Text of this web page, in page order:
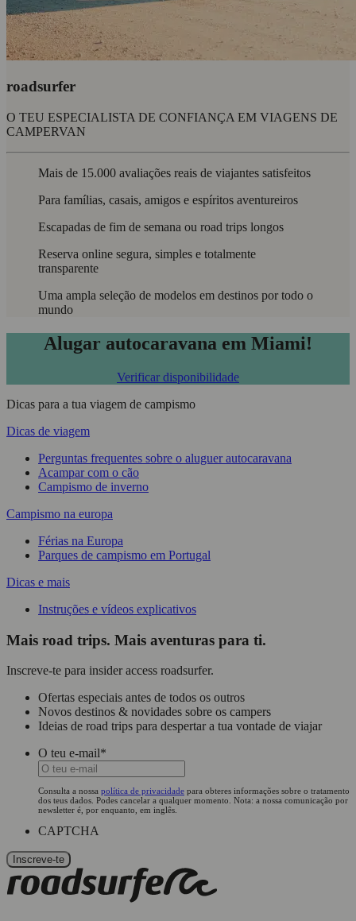
roadsurfer
O TEU ESPECIALISTA DE CONFIANÇA EM VIAGENS DE
CAMPERVAN
Mais de 15.000 avaliações reais de viajantes satisfeitos
Para famílias, casais, amigos e espíritos aventureiros
Escapadas de fim de semana ou road trips longos
Reserva online segura, simples e totalmente
transparente
Uma ampla seleção de modelos em destinos por todo o
mundo
Alugar autocaravana em Miami!
Verificar disponibilidade
Dicas para a tua viagem de campismo
Dicas de viagem
Perguntas frequentes sobre o aluguer autocaravana
Acampar com o cão
Campismo de inverno
Campismo na europa
Férias na Europa
Parques de campismo em Portugal
Dicas e mais
Instruções e vídeos explicativos
Mais road trips. Mais aventuras para ti.
Inscreve-te para insider access roadsurfer.
Ofertas especiais antes de todos os outros
Novos destinos & novidades sobre os campers
Ideias de road trips para despertar a tua vontade de viajar
O teu e-mail*
Consulta a nossa política de privacidade para obteres informações sobre o tratamento
dos teus dados. Podes cancelar a qualquer momento. Nota: a nossa comunicação por
newsletter é, por enquanto, em inglês.
CAPTCHA